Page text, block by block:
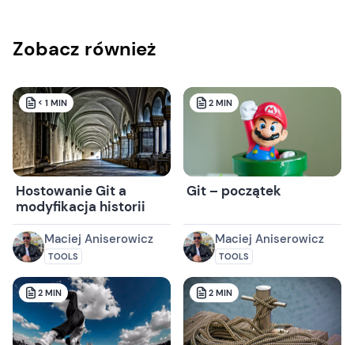
Zobacz również
< 1 MIN
Hostowanie Git a
modyfikacja historii
Maciej Aniserowicz
TOOLS
2 MIN
Git – początek
Maciej Aniserowicz
TOOLS
2 MIN 2 MIN